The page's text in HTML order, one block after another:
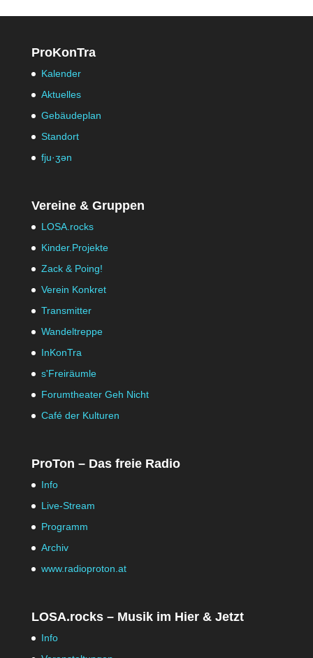
ProKonTra
Kalender
Aktuelles
Gebäudeplan
Standort
fju·ʒən
Vereine & Gruppen
LOSA.rocks
Kinder.Projekte
Zack & Poing!
Verein Konkret
Transmitter
Wandeltreppe
InKonTra
s'Freiräumle
Forumtheater Geh Nicht
Café der Kulturen
ProTon – Das freie Radio
Info
Live-Stream
Programm
Archiv
www.radioproton.at
LOSA.rocks – Musik im Hier & Jetzt
Info